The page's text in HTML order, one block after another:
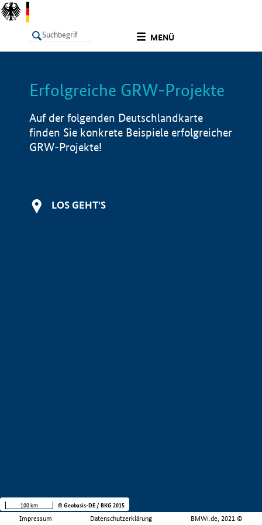
MENÜ
LISTE Info
Erfolgreiche GRW-Projekte
Auf der folgenden Deutschlandkarte
finden Sie konkrete Beispiele erfolgreicher
GRW-Projekte!
LOS GEHT'S
Impressum Datenschutzerklärung BMWi.de, 2021 ©
100 km © Geobasis-DE / BKG 2015